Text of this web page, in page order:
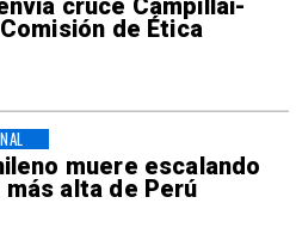
cruce Campillai-
de Ética
muere escalando
más alta de Perú